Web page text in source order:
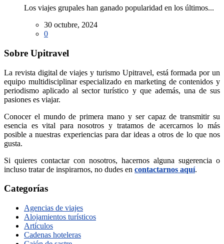
Los viajes grupales han ganado popularidad en los últimos...
30 octubre, 2024
0
Sobre Upitravel
La revista digital de viajes y turismo Upitravel, está formada por un
equipo multidisciplinar especializado en marketing de contenidos y
periodismo aplicado al sector turístico y que además, una de sus
pasiones es viajar.
Conocer el mundo de primera mano y ser capaz de transmitir su
esencia es vital para nosotros y tratamos de acercarnos lo más
posible a nuestras experiencias para dar ideas a otros de lo que nos
gusta.
Si quieres contactar con nosotros, hacernos alguna sugerencia o
incluso tratar de inspirarnos, no dudes en contactarnos aquí.
Categorías
Agencias de viajes
Alojamientos turísticos
Artículos
Cadenas hoteleras